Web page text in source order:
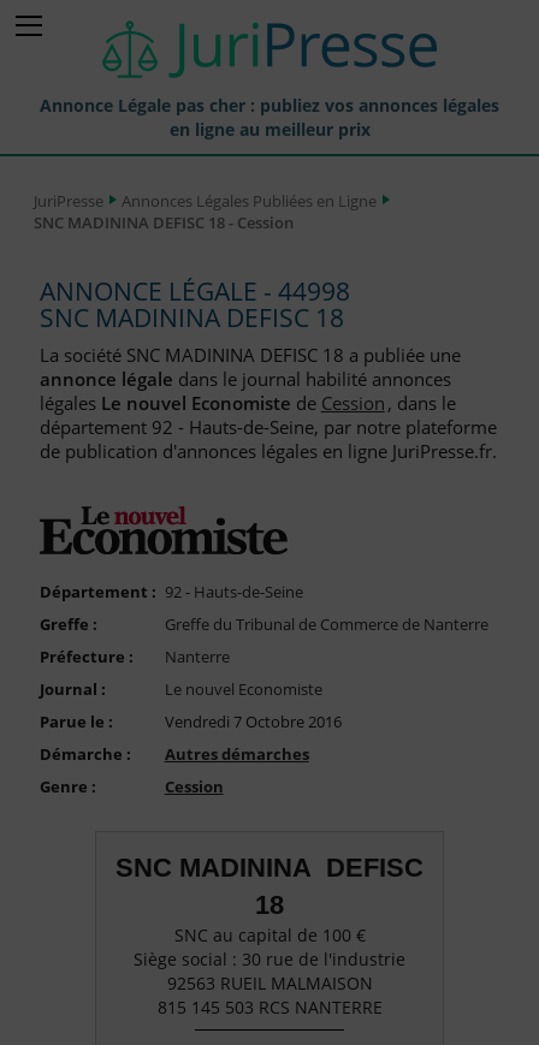
Annonce Légale pas cher : publiez vos annonces légales
en ligne au meilleur prix
Annonces Légales Publiées
Journaux Habilités (JAL) Annonces Légales
Départements pour la Publication d'Annonces Légales
Liste des Greffes
Liste des CCI
FAQ
Nous Contacter
Compte PRO
JuriPresse
Annonces Légales Publiées en Ligne
SNC MADININA DEFISC 18 - Cession
ANNONCE LÉGALE - 44998
SNC MADININA DEFISC 18
La société SNC MADININA DEFISC 18 a publiée une
annonce légale dans le journal habilité annonces
légales Le nouvel Economiste de Cession, dans le
département 92 - Hauts-de-Seine, par notre plateforme
de publication d'annonces légales en ligne JuriPresse.fr.
Département : 92 - Hauts-de-Seine
Greffe :
Greffe du Tribunal de Commerce de Nanterre
Préfecture :
Nanterre
Journal :
Le nouvel Economiste
Parue le :
Vendredi 7 Octobre 2016
Démarche :
Autres démarches
Genre :
Cession
SNC MADININA DEFISC
18
SNC au capital de 100 €
Siège social : 30 rue de l'industrie
92563 RUEIL MALMAISON
815 145 503 RCS NANTERRE